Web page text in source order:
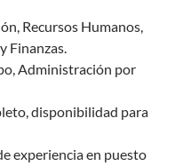
Recursos Humanos,
Finanzas.
Administración por
disponibilidad para
experiencia en puesto